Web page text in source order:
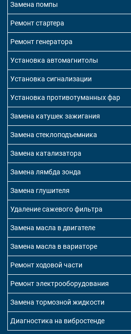
Замена помпы
Ремонт стартера
Ремонт генератора
Установка автомагнитолы
Установка сигнализации
Установка противотуманных фар
Замена катушек зажигания
Замена стеклоподъемника
Замена катализатора
Замена лямбда зонда
Замена глушителя
Удаление сажевого фильтра
Замена масла в двигателе
Замена масла в вариаторе
Ремонт ходовой части
Ремонт электрооборудования
Замена тормозной жидкости
Диагностика на вибростенде